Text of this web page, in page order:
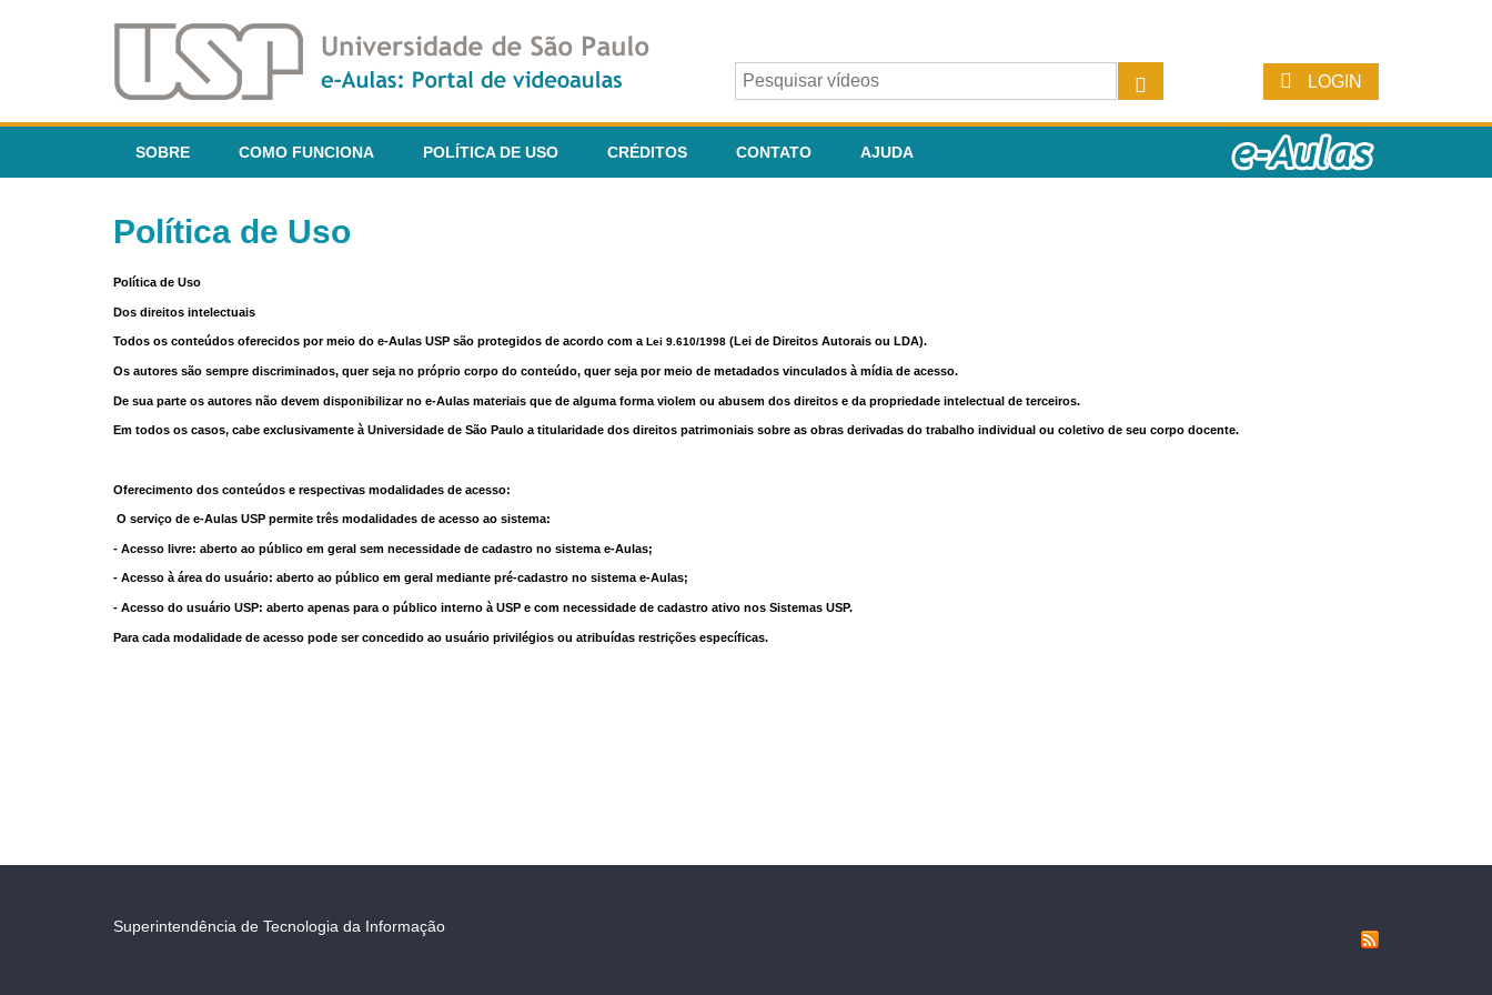
LOGIN
SOBRE COMO FUNCIONA POLÍTICA DE USO CRÉDITOS CONTATO AJUDA
Política de Uso
Política de Uso
Dos direitos intelectuais
Todos os conteúdos oferecidos por meio do e-Aulas USP são protegidos de acordo com a Lei 9.610/1998 (Lei de Direitos Autorais ou LDA).
Os autores são sempre discriminados, quer seja no próprio corpo do conteúdo, quer seja por meio de metadados vinculados à mídia de acesso.
De sua parte os autores não devem disponibilizar no e-Aulas materiais que de alguma forma violem ou abusem dos direitos e da propriedade intelectual de terceiros.
Em todos os casos, cabe exclusivamente à Universidade de São Paulo a titularidade dos direitos patrimoniais sobre as obras derivadas do trabalho individual ou coletivo de seu corpo docente.
Oferecimento dos conteúdos e respectivas modalidades de acesso:
O serviço de e-Aulas USP permite três modalidades de acesso ao sistema:
- Acesso livre: aberto ao público em geral sem necessidade de cadastro no sistema e-Aulas;
- Acesso à área do usuário: aberto ao público em geral mediante pré-cadastro no sistema e-Aulas;
- Acesso do usuário USP: aberto apenas para o público interno à USP e com necessidade de cadastro ativo nos Sistemas USP.
Para cada modalidade de acesso pode ser concedido ao usuário privilégios ou atribuídas restrições específicas.
Superintendência de Tecnologia da Informação